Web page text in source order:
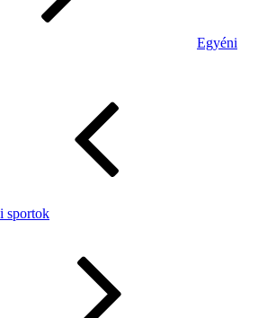
Egyéni
sportok